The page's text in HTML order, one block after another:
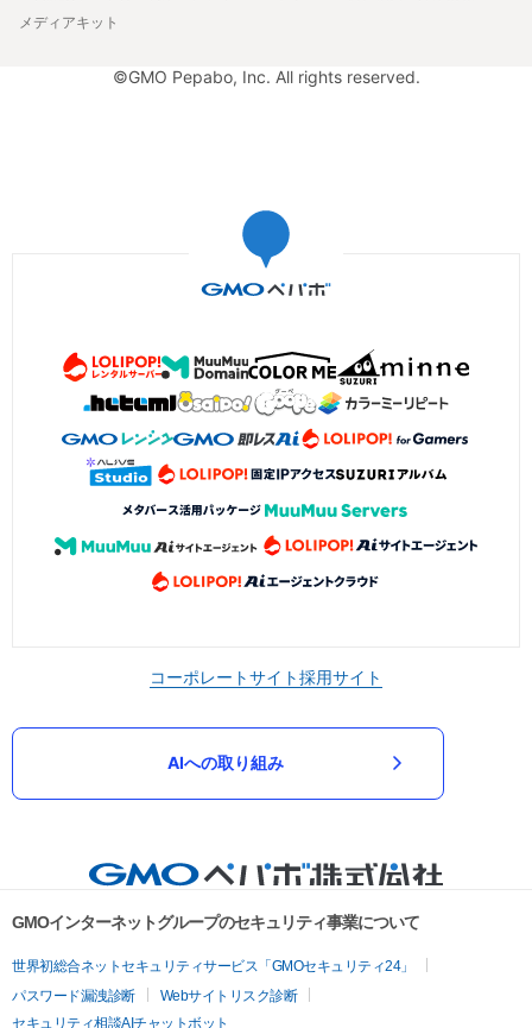
メディアキット
©GMO Pepabo, Inc. All rights reserved.
コーポレートサイト採用サイト
AIへの取り組み
GMOインターネットグループのセキュリティ事業について
世界初総合ネットセキュリティサービス「GMOセキュリティ24」
パスワード漏洩診断
Webサイトリスク診断
セキュリティ相談AIチャットボット